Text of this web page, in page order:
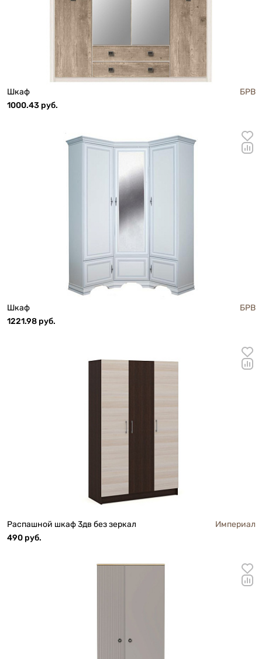
Шкаф
БРВ
1000.43 руб.
Шкаф
БРВ
1221.98 руб.
Распашной шкаф 3дв без зеркал
Империал
490 руб.